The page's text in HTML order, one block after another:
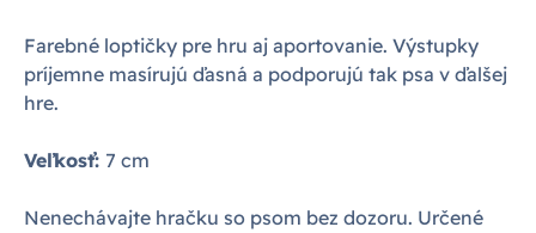
Farebné loptičky pre hru aj aportovanie. Výstupky
príjemne masírujú ďasná a podporujú tak psa v ďalšej
hre.
Veľkosť: 7 cm
Nenechávajte hračku so psom bez dozoru. Určené